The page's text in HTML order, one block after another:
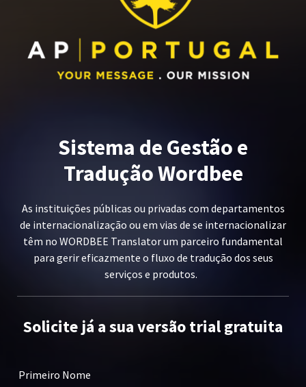
Sistema de Gestão e
Tradução Wordbee
As instituições públicas ou privadas com departamentos
de internacionalização ou em vias de se internacionalizar
têm no WORDBEE Translator um parceiro fundamental
para gerir eficazmente o fluxo de tradução dos seus
serviços e produtos.
Solicite já a sua versão trial gratuita
Primeiro Nome